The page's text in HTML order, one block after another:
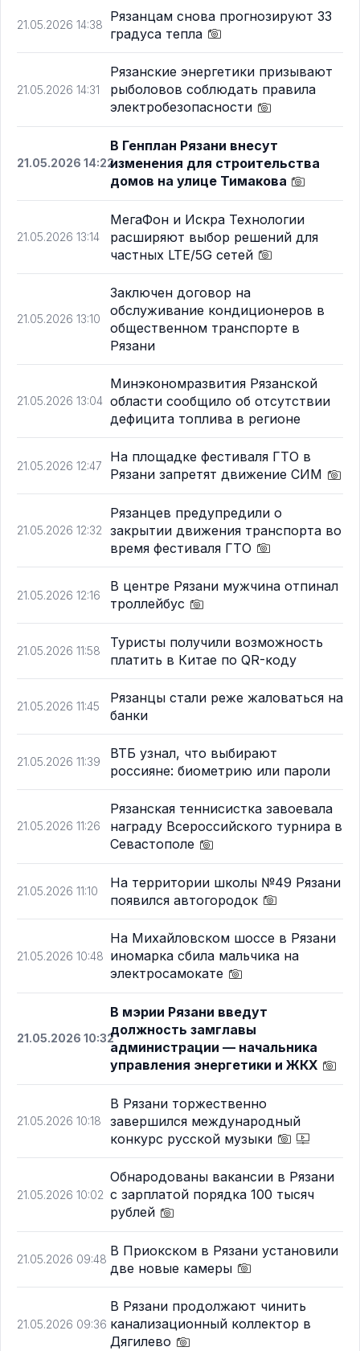
21.05.2026 14:38
Рязанцам снова прогнозируют 33
градуса тепла
21.05.2026 14:31
Рязанские энергетики призывают
рыболовов соблюдать правила
электробезопасности
21.05.2026 14:22
В Генплан Рязани внесут
изменения для строительства
домов на улице Тимакова
21.05.2026 13:14
МегаФон и Искра Технологии
расширяют выбор решений для
частных LTE/5G сетей
21.05.2026 13:10
Заключен договор на
обслуживание кондиционеров в
общественном транспорте в
Рязани
21.05.2026 13:04
Минэкономразвития Рязанской
области сообщило об отсутствии
дефицита топлива в регионе
21.05.2026 12:47
На площадке фестиваля ГТО в
Рязани запретят движение СИМ
21.05.2026 12:32
Рязанцев предупредили о
закрытии движения транспорта во
время фестиваля ГТО
21.05.2026 12:16
В центре Рязани мужчина отпинал
троллейбус
21.05.2026 11:58
Туристы получили возможность
платить в Китае по QR-коду
21.05.2026 11:45
Рязанцы стали реже жаловаться на
банки
21.05.2026 11:39
ВТБ узнал, что выбирают
россияне: биометрию или пароли
21.05.2026 11:26
Рязанская теннисистка завоевала
награду Всероссийского турнира в
Севастополе
21.05.2026 11:10
На территории школы №49 Рязани
появился автогородок
21.05.2026 10:48
На Михайловском шоссе в Рязани
иномарка сбила мальчика на
электросамокате
21.05.2026 10:32
В мэрии Рязани введут
должность замглавы
администрации — начальника
управления энергетики и ЖКХ
21.05.2026 10:18
В Рязани торжественно
завершился международный
конкурс русской музыки
21.05.2026 10:02
Обнародованы вакансии в Рязани
с зарплатой порядка 100 тысяч
рублей
21.05.2026 09:48
В Приокском в Рязани установили
две новые камеры
21.05.2026 09:36
В Рязани продолжают чинить
канализационный коллектор в
Дягилево